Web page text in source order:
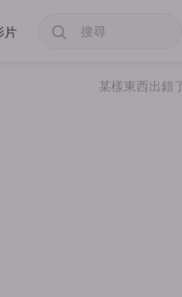
片
某樣東西出錯